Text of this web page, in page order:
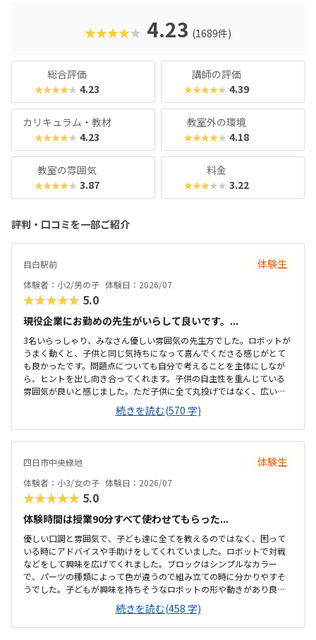
★★★★★ 4.23 (1689件)
総合評価
★★★★★ 4.23
講師の評価
★★★★★ 4.39
カリキュラム・教材
★★★★★ 4.23
教室外の環境
★★★★★ 4.18
教室の雰囲気
★★★★★ 3.87
料金
★★★★★ 3.22
評判・口コミを一部ご紹介
目白駅前 体験生
体験者：小2/男の子 体験日：2026/07
★★★★★ 5.0
現役企業にお勤めの先生がいらして良いです。...
3名いらっしゃり、みなさん優しい雰囲気の先生方でした。ロボットが
うまく動くと、子供と同じ気持ちになって喜んでくださる感じがとて
も良かったです。問題点についても自分で考えることを主体にしなが
ら、ヒントを出し向き合ってくれます。子供の自主性を重んじている
雰囲気が良いと感じました。ただ子供に全て丸投げではなく、広い机
の上に「教科書とキットをどこに置いたらやりやすいかな？」と声を
かけてくださり、そこから自分で考えていました。ロボット作りもヒ
ントをいただきながら、自分で教科書を読んで作り上げていました。
駅近くですが、静かな環境です。急な坂道があるので、暑い夏など、重
できました。入室したら必ず手を洗うルールも良いです。教室にある
教科書などもきちんと整理整頓されています。キット代が兄弟割引で
半額になりました。入会金も無料に。欲を言えば、...
続きを読む(570 字)
四日市中央緑地 体験生
体験者：小3/女の子 体験日：2026/07
★★★★★ 5.0
体験時間は授業90分すべて使わせてもらった...
優しい口調と雰囲気で、子ども達に全てを教えるのではなく、困って
いる時にアドバイスや手助けをしてくれていました。ロボットで対戦
などをして興味を広げてくれました。ブロックはシンプルなカラー
で、パーツの種類によって色が違うので組み立ての時に分かりやすそ
うでした。子どもが興味を持ちそうなロボットの形や動きがあり良か
ったです。駐車場は停めやすく、分かりやすい場所にあるので助かり
ます。近くに別の施設もあるので、習ってない兄弟が過ごしやすいと
思いました。教室はシンプルで余計なものが置いてないので集中でき
続きを読む(458 字)